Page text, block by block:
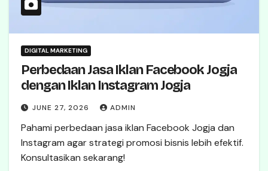
DIGITAL MARKETING
Perbedaan Jasa Iklan Facebook Jogja
dengan Iklan Instagram Jogja
JUNE 27, 2026 ADMIN
Pahami perbedaan jasa iklan Facebook Jogja dan
Instagram agar strategi promosi bisnis lebih efektif.
Konsultasikan sekarang!